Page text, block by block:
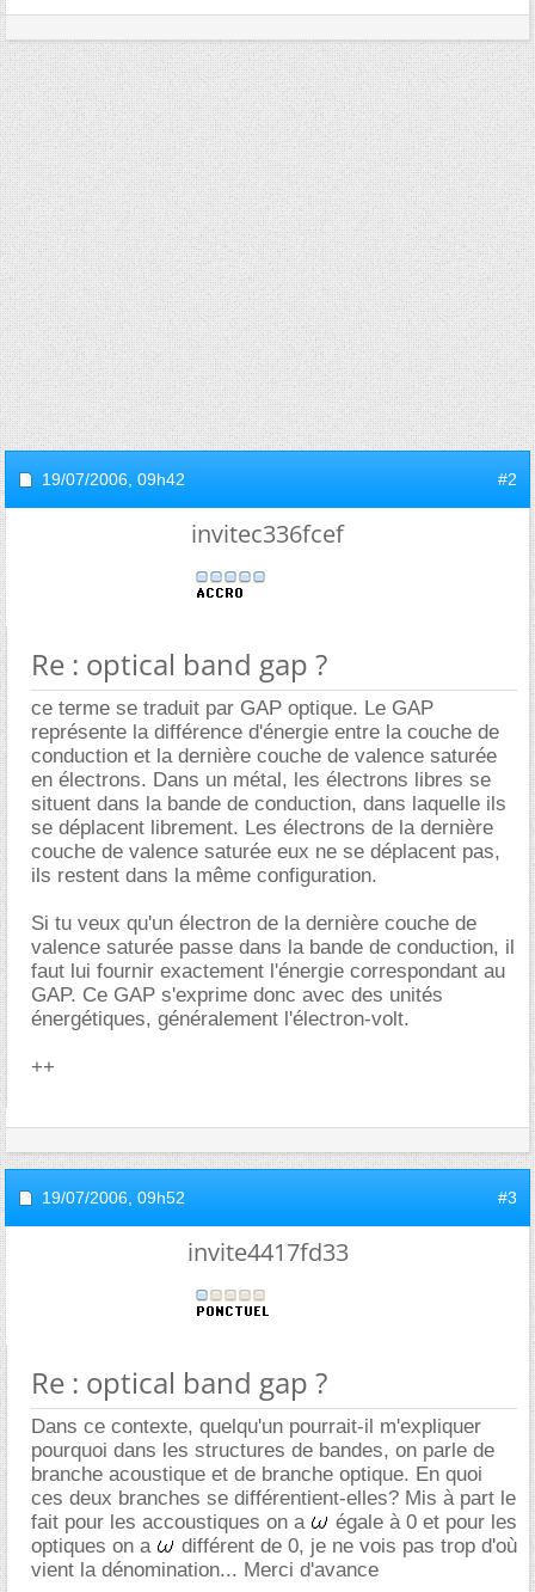
19/07/2006, 09h42 #2
invitec336fcef
Re : optical band gap ?
ce terme se traduit par GAP optique. Le GAP
représente la différence d'énergie entre la couche de
conduction et la dernière couche de valence saturée
en électrons. Dans un métal, les électrons libres se
situent dans la bande de conduction, dans laquelle ils
se déplacent librement. Les électrons de la dernière
couche de valence saturée eux ne se déplacent pas,
ils restent dans la même configuration.
Si tu veux qu'un électron de la dernière couche de
valence saturée passe dans la bande de conduction, il
faut lui fournir exactement l'énergie correspondant au
GAP. Ce GAP s'exprime donc avec des unités
énergétiques, généralement l'électron-volt.
++
19/07/2006, 09h52 #3
invite4417fd33
Re : optical band gap ?
Dans ce contexte, quelqu'un pourrait-il m'expliquer
pourquoi dans les structures de bandes, on parle de
branche acoustique et de branche optique. En quoi
ces deux branches se différentient-elles? Mis à part le
fait pour les accoustiques on a
égale à 0 et pour les
optiques on a
différent de 0, je ne vois pas trop d'où
vient la dénomination... Merci d'avance